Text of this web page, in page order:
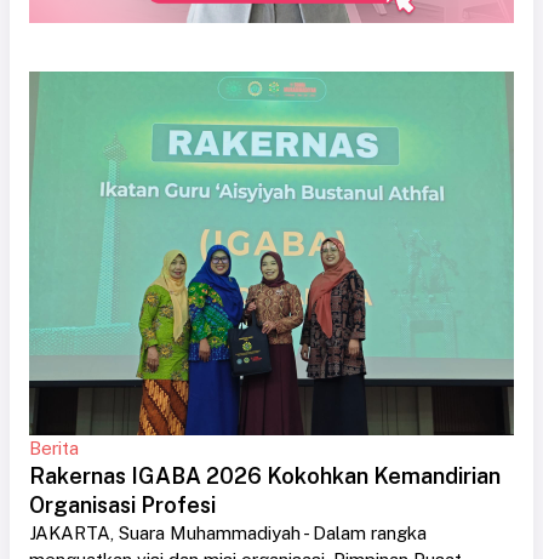
Berita
Rakernas IGABA 2026 Kokohkan Kemandirian
Organisasi Profesi
JAKARTA, Suara Muhammadiyah - Dalam rangka